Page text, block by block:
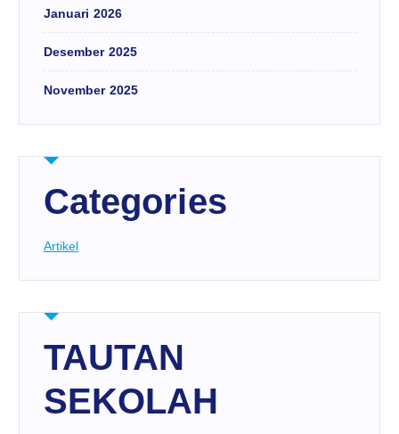
Januari 2026
Desember 2025
November 2025
Categories
Artikel
TAUTAN
SEKOLAH